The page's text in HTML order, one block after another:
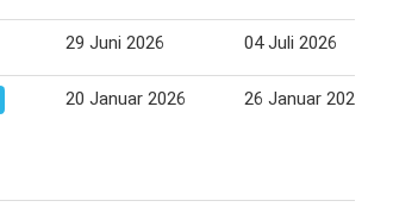
29 Juni 2026 04 Juli 2026
20 Januar 2026 26 Januar 2026